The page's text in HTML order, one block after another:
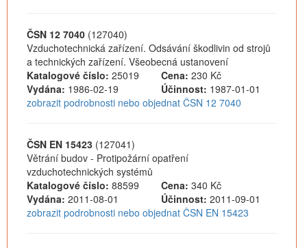
ČSN 12 7040 (127040)
Vzduchotechnická zařízení. Odsávání škodlivin od strojů
a technických zařízení. Všeobecná ustanovení
Katalogové číslo: 25019 Cena: 230 Kč
Vydána: 1986-02-19 Účinnost: 1987-01-01
zobrazit podrobnosti nebo objednat ČSN 12 7040
ČSN EN 15423 (127041)
Větrání budov - Protipožární opatření
vzduchotechnických systémů
Katalogové číslo: 88599 Cena: 340 Kč
Vydána: 2011-08-01 Účinnost: 2011-09-01
zobrazit podrobnosti nebo objednat ČSN EN 15423